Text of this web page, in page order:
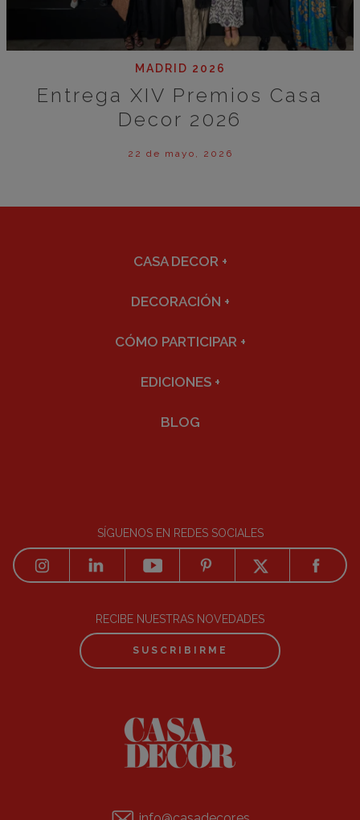
MADRID 2026
Entrega XIV Premios Casa
Decor 2026
22 de mayo, 2026
CASA DECOR +
DECORACIÓN +
CÓMO PARTICIPAR +
EDICIONES +
BLOG
SÍGUENOS EN REDES SOCIALES
RECIBE NUESTRAS NOVEDADES
SUSCRIBIRME